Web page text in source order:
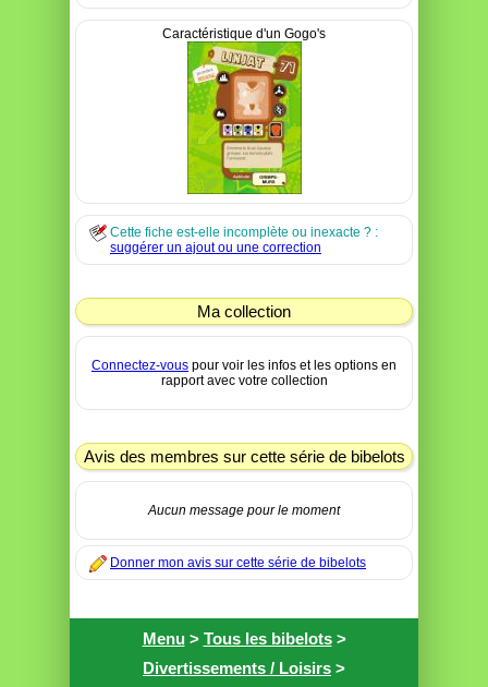
Caractéristique d'un Gogo's
Cette fiche est-elle incomplète ou inexacte ? :
suggérer un ajout ou une correction
Ma collection
Connectez-vous pour voir les infos et les options en
rapport avec votre collection
Avis des membres sur cette série de bibelots
Aucun message pour le moment
Donner mon avis sur cette série de bibelots
Menu> Tous les bibelots>
Divertissements / Loisirs >